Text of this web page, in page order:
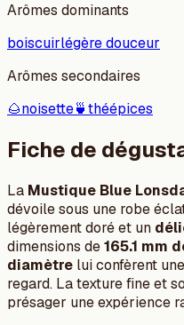
Arômes dominants
boiscuirlégère douceur
Arômes secondaires
🌰noisette🍵théépices
Fiche de
La Mustique Blue
dévoile sous une robe
légèrement doré et un
dimensions de165.1 mm
diamètre lui confèrent
regard. La texture fine et
présager une expérience